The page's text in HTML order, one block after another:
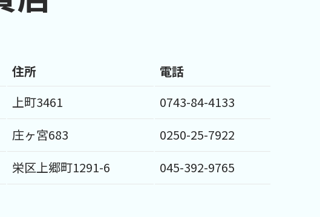
住所 電話
上町3461 0743-84-4133
庄ヶ宮683 0250-25-7922
栄区上郷町1291-6 045-392-9765